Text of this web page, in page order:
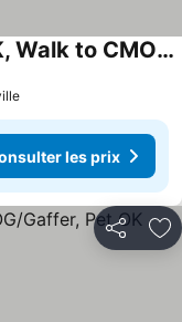
Modern Corning Unit | Pet OK, Walk to CMOG/Gaffer
les prix
Partager